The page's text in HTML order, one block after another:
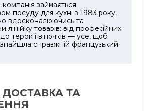
займається
посуду для кухні з 1983 року,
вдосконалюючись та
товарів: від професійних
терок і віночків — усе, щоб
справжній французький
ТА